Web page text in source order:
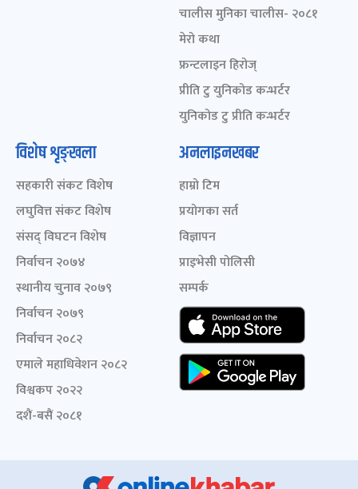
चालीस मुनिका चालीस- २०८१
मेरो कथा
फ्रन्टलाइन हिरोज्
प्रीति टु युनिकोड कन्भर्टर
युनिकोड टु प्रीति कन्भर्टर
विशेष शृङ्खला
सहकारी संकट विशेष
लघुवित्त संकट विशेष
संसद् विघटन विशेष
निर्वाचन २०७४
स्थानीय चुनाव २०७९
निर्वाचन २०७९
निर्वाचन २०८२
एमाले महाधिवेशन २०८२
विश्वकप २०२२
दशैं-बसैं २०८१
अनलाइनखबर
हाम्रो टिम
प्रयोगका सर्त
विज्ञापन
प्राइभेसी पोलिसी
सम्पर्क